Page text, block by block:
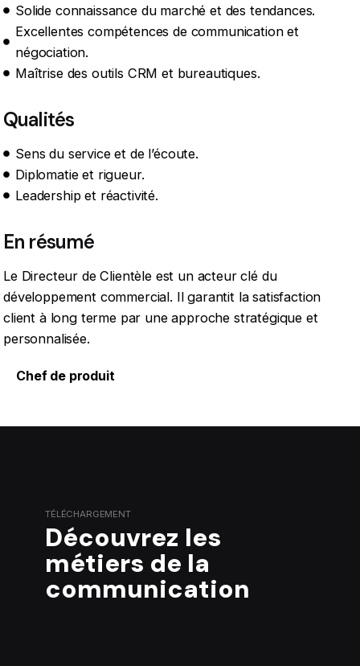
Solide connaissance du marché et des tendances.
Excellentes compétences de communication et
négociation.
Maîtrise des outils CRM et bureautiques.
Qualités
Sens du service et de l’écoute.
Diplomatie et rigueur.
Leadership et réactivité.
En résumé
Le Directeur de Clientèle est un acteur clé du
développement commercial. Il garantit la satisfaction
client à long terme par une approche stratégique et
personnalisée.
Chef de produit
TÉLÉCHARGEMENT
Découvrez les
métiers de la
communication